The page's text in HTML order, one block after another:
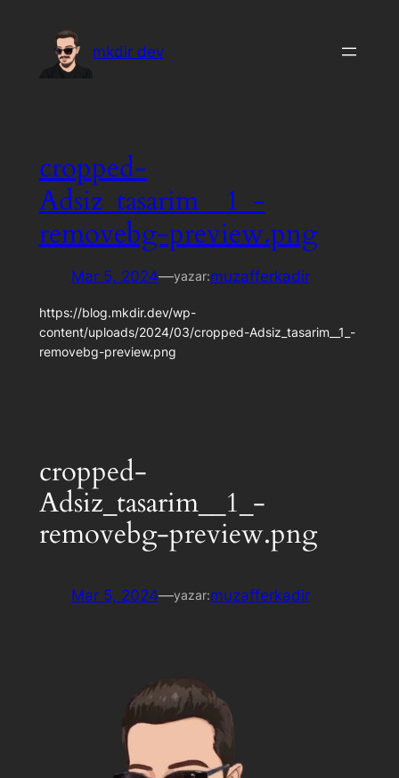
mkdir dev
cropped-
Adsiz_tasarim__1_-
removebg-preview.png
Mar 5, 2024—yazar:muzafferkadir
https://blog.mkdir.dev/wp-
content/uploads/2024/03/cropped-Adsiz_tasarim__1_-
removebg-preview.png
cropped-
Adsiz_tasarim__1_-
removebg-preview.png
Mar 5, 2024—yazar:muzafferkadir